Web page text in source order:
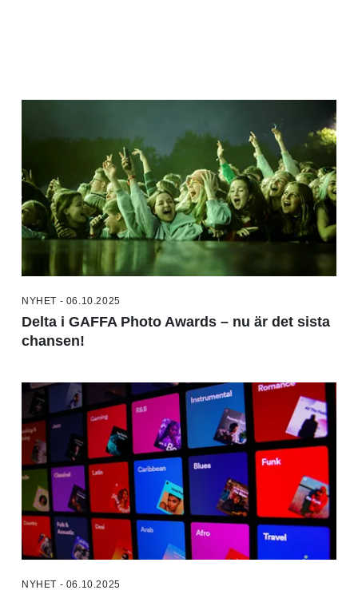
NYHET - 06.10.2025
Delta i GAFFA Photo Awards – nu är det sista
chansen!
NYHET - 06.10.2025